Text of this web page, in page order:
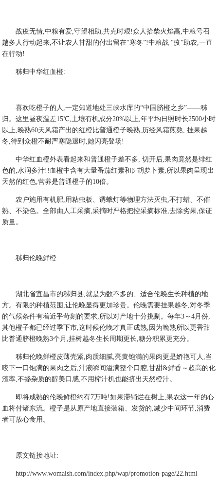
战疫无情,中粮有爱,守望相助,共克时艰!众人拾柴火焰高,中粮号召
越多人行动起来,不让农人甘甜的付出留在“寒冬”!中粮战 “疫”助农,一直
在行动!
秭归中华红血橙:
喜欢吃橙子的人,一定知道地处三峡水库的“中国脐橙之乡”——秭
归。这里昼夜温差15℃,土壤有机成分20%以上,年平均日照时长2500小时
以上,晚熟60天风霜产出的红橙比普通橙子晚熟,历经风霜煎熬, 挂果越
冬,待到众橙不耐严寒隐退时,她闪亮登场!
中华红血橙外表看起来和普通橙子差不多, 切开后,果肉竟然是绯红
色的,水润多汁!!血橙中含有大量番茄红素和β-胡萝卜素,所以果肉呈现出
天然的红色,营养是普通橙子的10倍。
农户施用有机肥,用粘虫板、诱蛾灯等物理方法灭虫,不打蜡、不催
熟、不染色。全部由人工采摘,采摘时严格把控采摘标准,去除劣果,保证
质量。
秭归伦晚鲜橙:
湖北省宜昌市的秭归县,就是为数不多的、适合伦晚生长种植的地
方。有限的种植范围,让伦晚显得更加珍贵。伦晚需要挂果越冬,对冬季
的气候条件有着近乎苛刻的要求,所以对产地十分挑剔。每年3～4月份,
其他橙子都已经过季下市,这时候伦晚才真正成熟,因为晚熟所以更香甜
比普通脐橙晚熟3个月,挂树越冬生长周期更长,糖分积累更充分。
秭归伦晚鲜橙皮薄壳紧,肉质细腻,亮黄饱满的果肉更是娇艳可人,当
咬下一口饱满的果肉之后,汁液瞬间溢满整个口腔,甘甜&鲜香～超高的化
渣率,不掺杂质的醇美口感,不用榨汁机也能挤出天然橙汁。
即将成熟的伦晚鲜橙约有7万吨!如果滞销烂在树上,果农这一年的心
血将付诸东流。橙子是从原产地直接装箱、发货的,减少中间环节,消费
者可放心食用。
原文链接地址:
http://www.womaish.com/index.php/wap/promotion-page/22.html